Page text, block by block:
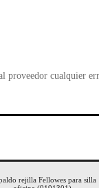
proveedor cualquier
rejilla Fellowes para silla